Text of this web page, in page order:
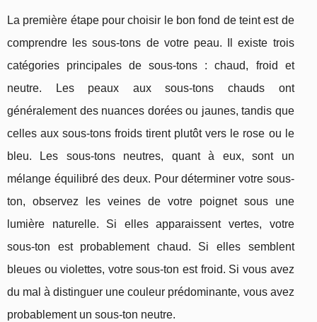
La première étape pour choisir le bon fond de teint est de
comprendre les sous-tons de votre peau. Il existe trois
catégories principales de sous-tons : chaud, froid et
neutre. Les peaux aux sous-tons chauds ont
généralement des nuances dorées ou jaunes, tandis que
celles aux sous-tons froids tirent plutôt vers le rose ou le
bleu. Les sous-tons neutres, quant à eux, sont un
mélange équilibré des deux. Pour déterminer votre sous-
ton, observez les veines de votre poignet sous une
lumière naturelle. Si elles apparaissent vertes, votre
sous-ton est probablement chaud. Si elles semblent
bleues ou violettes, votre sous-ton est froid. Si vous avez
du mal à distinguer une couleur prédominante, vous avez
probablement un sous-ton neutre.